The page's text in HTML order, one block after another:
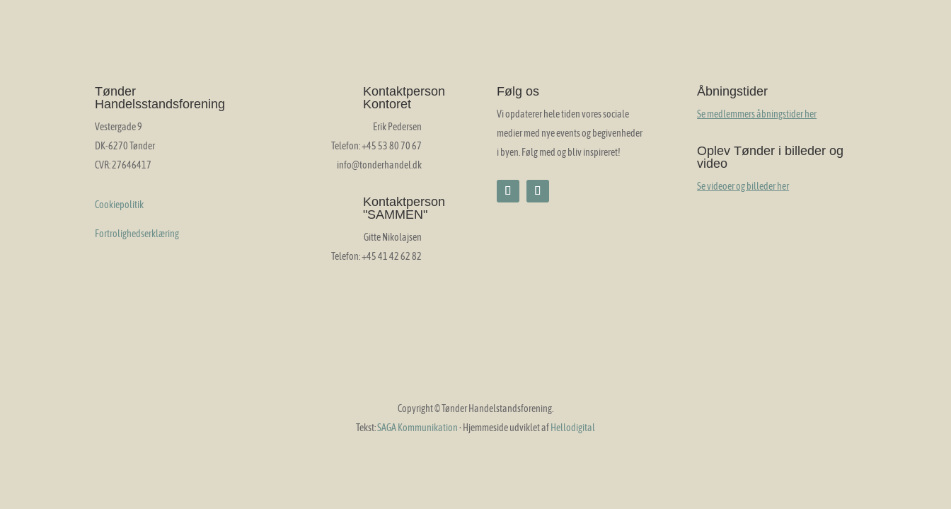
Tønder
Handelsstandsforening
Vestergade 9
DK-6270 Tønder
CVR: 27646417
Cookiepolitik
Fortrolighedserklæring
Kontaktperson
Kontoret
Erik Pedersen
Telefon: +45 53 80 70 67
info@tonderhandel.dk
Kontaktperson
"SAMMEN"
Gitte Nikolajsen
Telefon: +45 41 42 62 82
Følg os
Vi opdaterer hele tiden vores sociale
medier med nye events og begivenheder
i byen. Følg med og bliv inspireret!
Åbningstider
Se medlemmers åbningstider her
Oplev Tønder i billeder og
video
Se videoer og billeder her
Copyright © Tønder Handelstandsforening.
Tekst:SAGA Kommunikation· Hjemmeside udviklet af Hellodigital